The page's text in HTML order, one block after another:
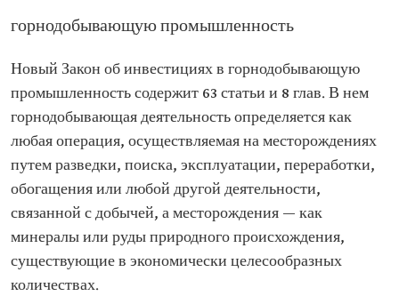
горнодобывающую промышленность
Новый Закон об инвестициях в горнодобывающую
промышленность содержит 63 статьи и 8 глав. В нем
горнодобывающая деятельность определяется как
любая операция, осуществляемая на месторождениях
путем разведки, поиска, эксплуатации, переработки,
обогащения или любой другой деятельности,
связанной с добычей, а месторождения — как
минералы или руды природного происхождения,
существующие в экономически целесообразных
количествах.